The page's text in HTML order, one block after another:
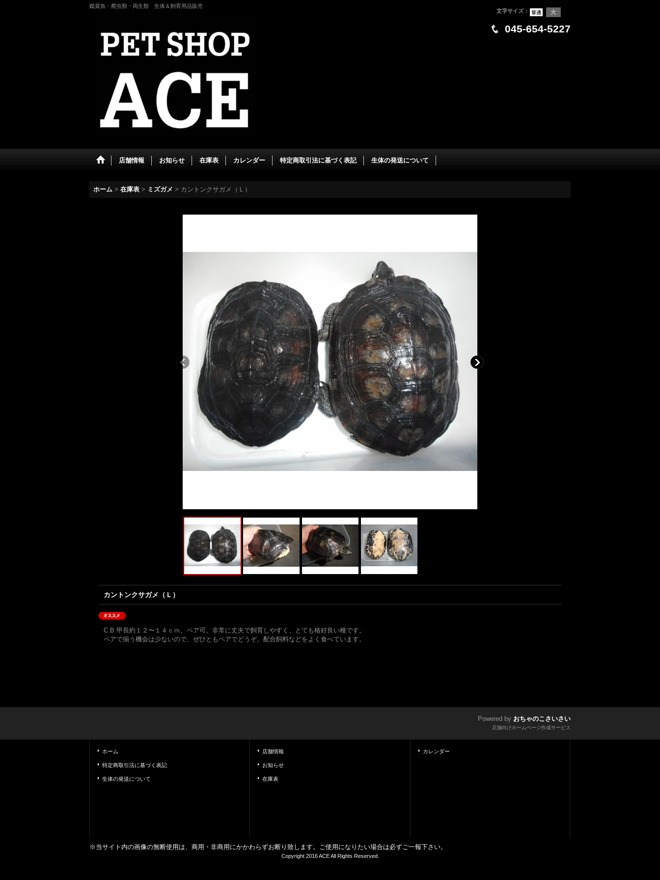
鑑賞魚・爬虫類・両生類 生体＆飼育用品販売
文字サイズ：
045-654-5227
店舗情報 お知らせ 在庫表 カレンダー 特定商取引法に基づく表記 生体の発送について
ホーム > 在庫表 > ミズガメ > カントンクサガメ（Ｌ）
カントンクサガメ（Ｌ）
C.B.甲長約１２〜１４ｃｍ。ペア可。非常に丈夫で飼育しやすく、とても格好良い種です。
ペアで揃う機会は少ないので、ぜひともペアでどうぞ。配合飼料などをよく食べています。
Powered by おちゃのこさいさい
店舗向けホームページ作成サービス
ホーム
特定商取引法に基づく表記
生体の発送について
店舗情報
お知らせ
在庫表
カレンダー
※当サイト内の画像の無断使用は、商用・非商用にかかわらずお断り致します。ご使用になりたい場合は必ずご一報下さい。
Copyright 2016 ACE All Rights Reserved.